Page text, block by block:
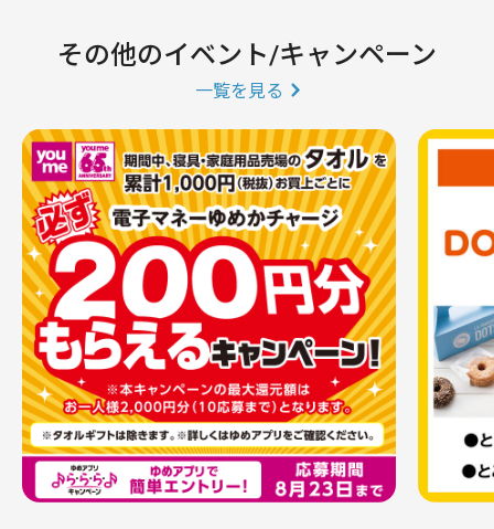
その他のイベント/キャンペーン
一覧を見る